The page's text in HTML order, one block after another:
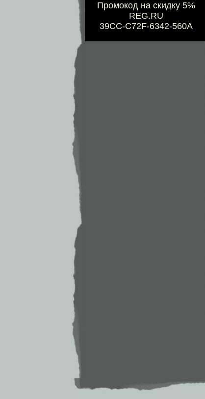
Промокод на скидку 5%
REG.RU
39CC-C72F-6342-560A